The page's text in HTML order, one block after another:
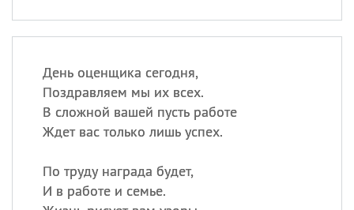
День оценщика сегодня,
Поздравляем мы их всех.
В сложной вашей пусть работе
Ждет вас только лишь успех.
По труду награда будет,
И в работе и семье.
происхождение